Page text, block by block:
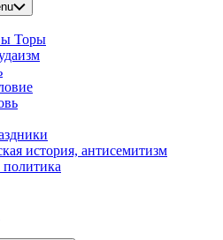
Торы
история, антисемитизм